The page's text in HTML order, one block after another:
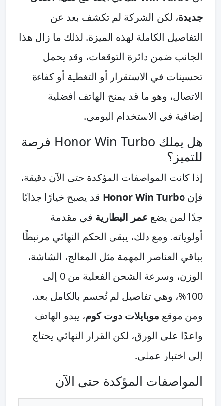
جديدة، لكن الشركة لم تكشف بعد عن
التفاصيل الكاملة لهذه الميزة. لذلك ما زال هذا
الجانب ضمن دائرة التوقعات، وقد يحمل
تحسينات في الاستقرار أو التغطية أو كفاءة
الاتصال، وهو ما قد يمنح الهاتف أفضلية
إضافية في الاستخدام اليومي.
هل يملك Honor Win Turbo فرصة
للتميز؟
إذا كانت المواصفات المؤكدة حتى الآن دقيقة،
فإن Honor Win Turbo قد يصبح خيارًا جذابًا
جدًا لمن يضع عمر البطارية في مقدمة
أولوياته. ومع ذلك، يبقى الحكم النهائي مرتبطًا
بباقي العناصر المهمة مثل المعالج، الشاشة،
الوزن، وسرعة الشحن الفعلية من 0 إلى
100%، وهي تفاصيل لم تُحسم بالكامل بعد.
ومن موقع موبايلات دوت كوم، يبدو الهاتف
واعدًا على الورق، لكن القرار النهائي يحتاج
إلى اختبار عملي.
المواصفات المؤكدة حتى الآن